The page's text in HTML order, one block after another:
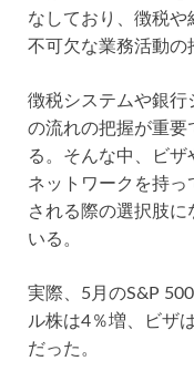
なしており、徴税や
不可欠な業務活動の
徴税システムや銀行
の流れの把握が重要
る。そんな中、ビ
ネットワークを持っ
される際の選択肢
いる。
実際、5月のS&P
ル株は4％増、ビザ
だった。